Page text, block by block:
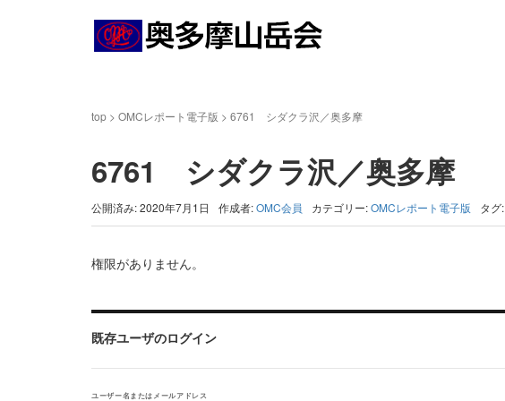
top > OMCレポート電子版 > 6761 シダクラ沢／奥多摩
6761 シダクラ沢／奥多摩
公開済み: 2020年7月1日 作成者:OMC会員 カテゴリー:OMCレポート電子版 タグ:
権限がありません。
既存ユーザのログイン
ユーザー名またはメールアドレス